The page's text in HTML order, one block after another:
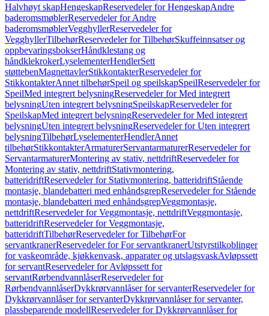
Halvhøyt skapHengeskapReservedeler for HengeskapAndre
baderomsmøblerReservedeler for Andre
baderomsmøblerVegghyllerReservedeler for
VegghyllerTilbehørReservedeler for TilbehørSkuffeinnsatser og
oppbevaringsbokserHåndklestang og
håndklekrokerLyselementerHendlerSett
støttebenMagnettavlerStikkontakterReservedeler for
StikkontakterAnnet tilbehørSpeil og speilskapSpeilReservedeler for
SpeilMed integrert belysningReservedeler for Med integrert
belysningUten integrert belysningSpeilskapReservedeler for
SpeilskapMed integrert belysningReservedeler for Med integrert
belysningUten integrert belysningReservedeler for Uten integrert
belysningTilbehørLyselementerHendlerAnnet
tilbehørStikkontakterArmaturerServantarmaturerReservedeler for
ServantarmaturerMontering av stativ, nettdriftReservedeler for
Montering av stativ, nettdriftStativmontering,
batteridriftReservedeler for Stativmontering, batteridriftStående
montasje, blandebatteri med enhåndsgrepReservedeler for Stående
montasje, blandebatteri med enhåndsgrepVeggmontasje,
nettdriftReservedeler for Veggmontasje, nettdriftVeggmontasje,
batteridriftReservedeler for Veggmontasje,
batteridriftTilbehørReservedeler for TilbehørFor
servantkranerReservedeler for For servantkranerUtstyrstilkoblinger
for vaskeområde, kjøkkenvask, apparater og utslagsvaskAvløpssett
for servantReservedeler for Avløpssett for
servantRørbendvannlåserReservedeler for
RørbendvannlåserDykkrørvannlåser for servanterReservedeler for
Dykkrørvannlåser for servanterDykkrørvannlåser for servanter,
plassbeparende modellReservedeler for Dykkrørvannlåser for